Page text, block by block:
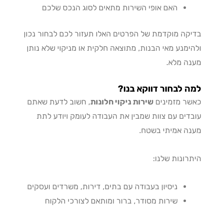
האם אופי השירות מתאים לסוג הנכס שלכם
מוקדמת של הפרטים האלו תעזור לכם לבחור נכון
מאי הבנות, מתוצאה חלקית או מניקוי שלא נותן
מלא.
לבחור דווקא בנו?
מזמינים שירות ניקוי חלונות, חשוב לדעת שאתם
עם צוות שמבין את העבודה לעומק ויודע לתת
אמיתי בשטח.
שלנו:
ניסיון בעבודה עם בתים, דירות, משרדים ועסקים
שירות מסודר, ברור ומותאם לצורכי הלקוח